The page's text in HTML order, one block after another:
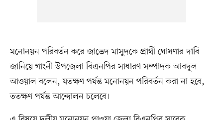
মনোনয়ন পরিবর্তন করে জাভেদ মাসুদকে প্রার্থী ঘোষণার দাবি
জানিয়ে গাংনী উপজেলা বিএনপির সাধারণ সম্পাদক আবদুল
আওয়াল বলেন, যতক্ষণ পর্যন্ত মনোনয়ন পরিবর্তন করা না হবে,
ততক্ষণ পর্যন্ত আন্দোলন চলেবে।